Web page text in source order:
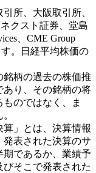
所、大阪取引所、
クスト証券、堂島
、CME Group
。日経平均株価の
柄の過去の株価推
あり、その銘柄の将
のではなく、ま
」とは、決算情報
発表された決算のサ
期であるか、業績予
そこで発表された